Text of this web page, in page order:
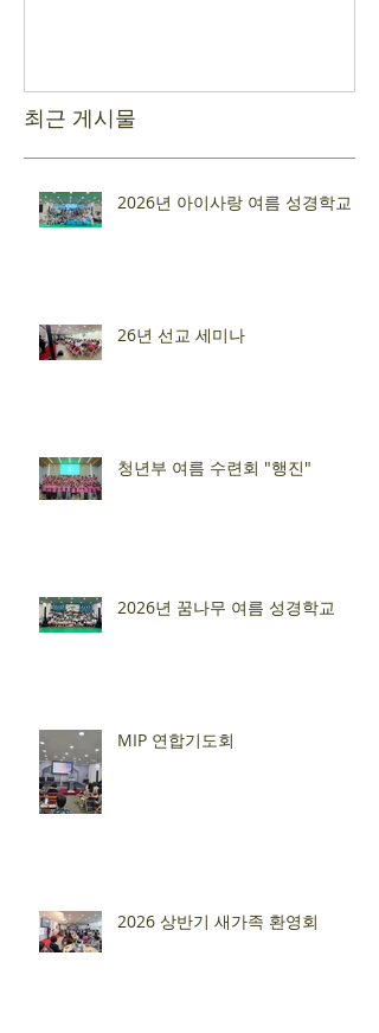
최근 게시물
2026년 아이사랑 여름 성경학교
26년 선교 세미나
청년부 여름 수련회 "행진"
2026년 꿈나무 여름 성경학교
MIP 연합기도회
2026 상반기 새가족 환영회